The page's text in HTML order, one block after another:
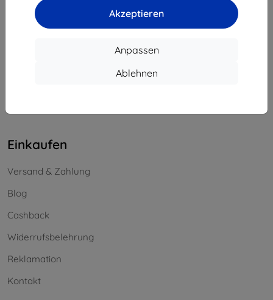
Akzeptieren
Anpassen
Ablehnen
info@top4mobile.eu
Einkaufen
Versand & Zahlung
Blog
Cashback
Widerrufsbelehrung
Reklamation
Kontakt